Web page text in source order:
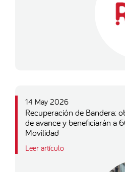
14 May 2026
Recuperación de Bandera:
de avance y beneficiarán a
Movilidad
Leer artículo